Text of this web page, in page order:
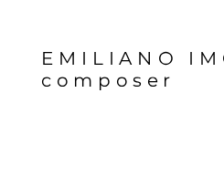
content